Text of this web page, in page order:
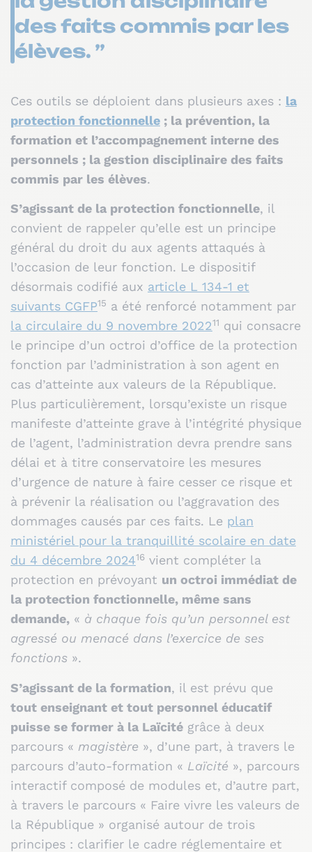
des faits commis par les
élèves. ”
Ces outils se déploient dans plusieurs axes : la
protection fonctionnelle ; la prévention, la
formation et l’accompagnement interne des
personnels ; la gestion disciplinaire des faits
commis par les élèves.
S’agissant de la protection fonctionnelle, il
convient de rappeler qu’elle est un principe
général du droit du aux agents attaqués à
l’occasion de leur fonction. Le dispositif
désormais codifié aux article L 134-1 et
suivants CGFP15 a été renforcé notamment par
la circulaire du 9 novembre 202211 qui consacre
le principe d’un octroi d’office de la protection
fonction par l’administration à son agent en
cas d’atteinte aux valeurs de la République.
Plus particulièrement, lorsqu’existe un risque
manifeste d’atteinte grave à l’intégrité physique
de l’agent, l’administration devra prendre sans
délai et à titre conservatoire les mesures
d’urgence de nature à faire cesser ce risque et
à prévenir la réalisation ou l’aggravation des
dommages causés par ces faits. Le plan
ministériel pour la tranquillité scolaire en date
du 4 décembre 202416 vient compléter la
protection en prévoyant un octroi immédiat de
la protection fonctionnelle, même sans
demande, « à chaque fois qu’un personnel est
agressé ou menacé dans l’exercice de ses
fonctions ».
S’agissant de la formation, il est prévu que
tout enseignant et tout personnel éducatif
puisse se former à la Laïcité grâce à deux
parcours « magistère », d’une part, à travers le
parcours d’auto-formation « Laïcité », parcours
interactif composé de modules et, d’autre part,
à travers le parcours « Faire vivre les valeurs de
la République » organisé autour de trois
principes : clarifier le cadre réglementaire et